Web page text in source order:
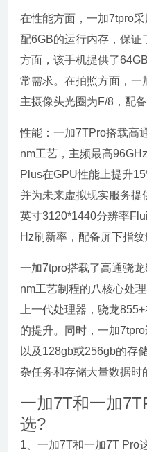
在性能方面，一加7tpro
配6GB的运行内存，保
方面，该手机提供了
常需求。在拍照方面，一
主摄像头光圈为F/8，配
性能：一加7TPro搭载高
nm工艺，主频最高
Plus在GPU性能上提升
并为未来虚拟现实服务提
英寸3120*1440分辨率
Hz刷新率，配备屏下指纹
一加7tpro搭载了高通骁
nm工艺制程的八核心处
上一代处理器，骁龙
的提升。同时，一加
以及128gb或256gb的存
杂任务和存储大量数据时
一加7T和一加
选?
1、一加7T和一加7T Pro